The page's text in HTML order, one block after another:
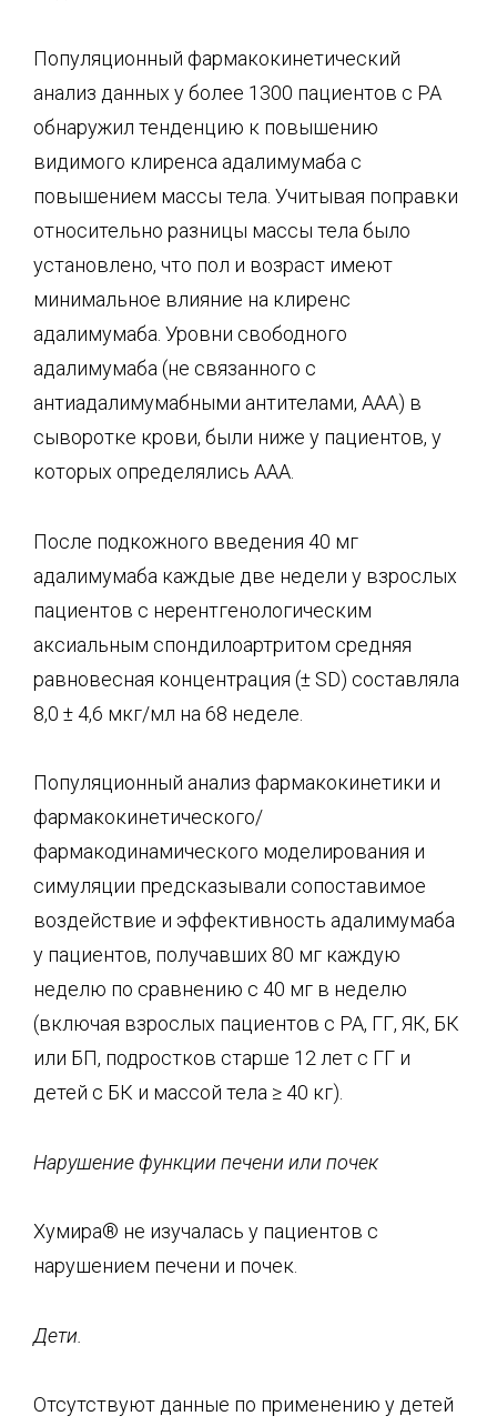
Популяционный фармакокинетический
анализ данных у более 1300 пациентов с РА
обнаружил тенденцию к повышению
видимого клиренса адалимумаба с
повышением массы тела. Учитывая поправки
относительно разницы массы тела было
установлено, что пол и возраст имеют
минимальное влияние на клиренс
адалимумаба. Уровни свободного
адалимумаба (не связанного с
антиадалимумабными антителами, ААА) в
сыворотке крови, были ниже у пациентов, у
которых определялись ААА.
После подкожного введения 40 мг
адалимумаба каждые две недели у взрослых
пациентов с нерентгенологическим
аксиальным спондилоартритом средняя
равновесная концентрация (± SD) составляла
8,0 ± 4,6 мкг/мл на 68 неделе.
Популяционный анализ фармакокинетики и
фармакокинетического/
фармакодинамического моделирования и
симуляции предсказывали сопоставимое
воздействие и эффективность адалимумаба
у пациентов, получавших 80 мг каждую
неделю по сравнению с 40 мг в неделю
(включая взрослых пациентов с РА, ГГ, ЯК, БК
или БП, подростков старше 12 лет с ГГ и
детей с БК и массой тела ≥ 40 кг).
Нарушение функции печени или почек
Хумира® не изучалась у пациентов с
нарушением печени и почек.
Дети.
Отсутствуют данные по применению у детей